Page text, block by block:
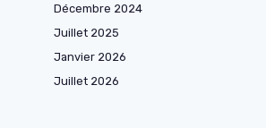
Décembre 2024
Juillet 2025
Janvier 2026
Juillet 2026